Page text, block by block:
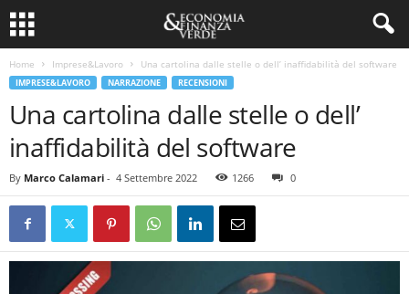
Home Imprese&Lavoro Una cartolina dalle stelle o dell’ inaffidabilità del software
IMPRESE&LAVORO NARRAZIONE RECENSIONI
Una cartolina dalle stelle o dell’
inaffidabilità del software
By Marco Calamari - 4 Settembre 2022 1266 0